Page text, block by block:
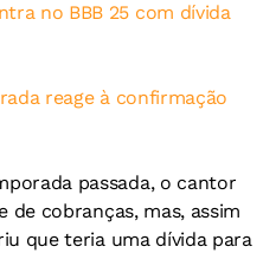
no BBB 25 com dívida
reage à confirmação
passada, o cantor
de cobranças, mas, assim
que teria uma dívida para